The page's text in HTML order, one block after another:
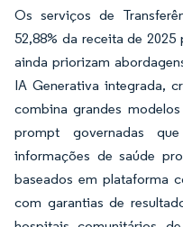
Os serviços de
52,88% da receita de
ainda priorizam
IA Generativa integrada,
combina grandes
prompt governadas
informações de saúde
baseados em plataforma
com garantias de